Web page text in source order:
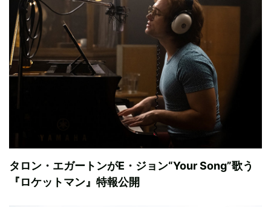
タロン・エガートンがE・ジョン“Your Song”歌う
『ロケットマン』特報公開